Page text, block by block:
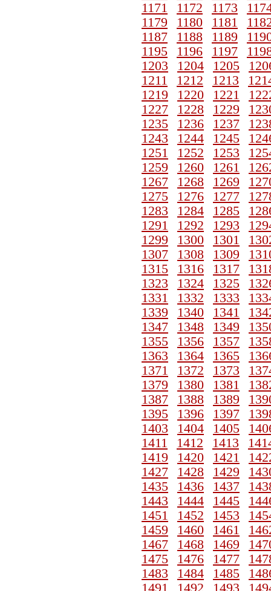
1171
1172 1173
1179
1180 1181
1187
1188 1189
1195
1196 1197
1203
1204 1205
1211
1212 1213
1219
1220 1221
1227
1228 1229
1235
1236 1237
1243
1244 1245
1251
1252 1253
1259
1260 1261
1267
1268 1269
1275
1276 1277
1283
1284 1285
1291
1292 1293
1299
1300 1301
1307
1308 1309
1315
1316 1317
1323
1324 1325
1331
1332 1333
1339
1340 1341
1347
1348 1349
1355
1356 1357
1363
1364 1365
1371
1372 1373
1379
1380 1381
1387
1388 1389
1395
1396 1397
1403
1404 1405
1411
1412 1413
1419
1420 1421
1427
1428 1429
1435
1436 1437
1443
1444 1445
1451
1452 1453
1459
1460 1461
1467
1468 1469
1475
1476 1477
1483
1484 1485
1491
1492 1493